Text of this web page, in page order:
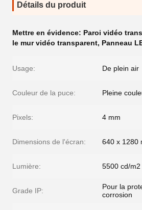
Détails du produit
Mettre en évidence: Paroi vidéo
le mur vidéo transparent, Panneau
Usage: De plein air
Couleur de la puce: Pleine
Pixels: 4 mm
Dimensions de l'écran: 640 x 1280
Lumière: 5500 cd/m2
Grade IP:
Pour la
corrosion